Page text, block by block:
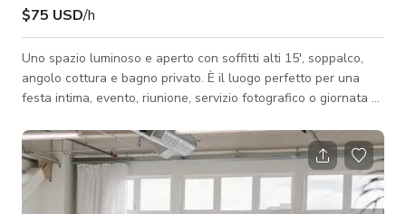
$75 USD/h
Uno spazio luminoso e aperto con soffitti alti 15', soppalco,
angolo cottura e bagno privato. È il luogo perfetto per una
festa intima, evento, riunione, servizio fotografico o giornata di
vari generi fotografici. Pareti vignetta più piccole offrono
espressioni artistiche come sfondo per vibrazioni creative. La
luce del giorno entra attraverso molte finestre e porte e una
grande porta del garage può essere aperta nelle giornate